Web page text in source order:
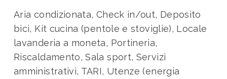
Aria condizionata, Check in/out, Deposito
bici, Kit cucina (pentole e stoviglie), Locale
lavanderia a moneta, Portineria,
Riscaldamento, Sala sport, Servizi
amministrativi, TARI, Utenze (energia